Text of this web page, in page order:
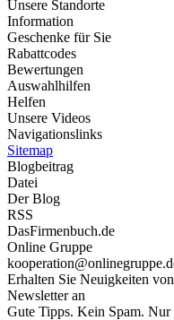
Unsere Standorte
Information
Geschenke für Sie
Rabattcodes
Bewertungen
Auswahlhilfen
Helfen
Unsere Videos
Navigationslinks
Sitemap
Blogbeitrag
Datei
Der Blog
RSS
DasFirmenbuch.de
Online Gruppe
Erhalten Sie Neuigkeiten
Newsletter an
Gute Tipps. Kein Spam. Nur